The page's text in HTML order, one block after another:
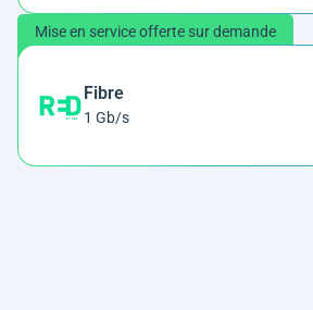
Mise en service offerte sur demande
Fibre
1 Gb/s